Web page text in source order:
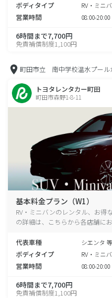
ボディタイプ RV・ミニ
営業時間 08:00-20:00
6時間まで7,700円
免責補償制度1,100円
町田市立 南中学校温水プール
トヨタレンタカー町田
町田市森野1-8-11
基本料金プラン（W1）
RV・ミニバンのレンタル、お得
の詳細は、こちらから各店舗に
代表車種 シエンタ 等
ボディタイプ RV・ミニ
営業時間 08:00-20:00
6時間まで7,700円
免責補償制度1,100円